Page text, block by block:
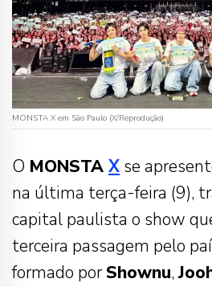
MONSTA X em São Paulo (X/Reprodução)
O MONSTA X se
na última terça-feira (9),
capital paulista o show
terceira passagem pelo
formado porShownu,